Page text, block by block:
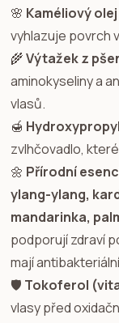
🌸 Kaméliový olej
vyhlazuje povrch
🌾Výtažek z
aminokyseliny a
vlasů.
🍯
zvlhčovadlo,
🌼 Přírodní
ylang-ylang,
mandarinka,
podporují zdraví
mají
🛡️ Tokoferol
vlasy před